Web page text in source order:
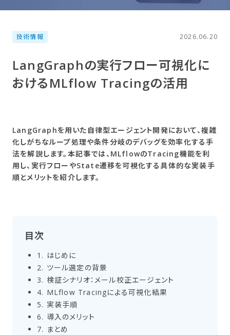
技術情報 2026.06.20
LangGraphの​実行フロー可視化に​
おける​MLflow Tracingの​活用
LangGraphを用いた自律型エージェント開発において、複雑
化しがちなループ処理や条件分岐のデバッグを効率化する手
法を解説します。本記事では、MLflowのTracing機能を利
用し、実行フローやState遷移を可視化する具体的な実装手
順とメリットを紹介します。
目次
1. ​はじめに
2. ツール選定の​背景
3. 検証シナリオ：メール校正エージェント
4. MLflow Tracingに​よる​可視化結果
5. 実装手順
6. 導入の​メリット
7. まとめ